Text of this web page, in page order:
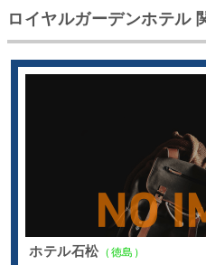
ロイヤルガーデンホテル
ホテル石松（徳島）